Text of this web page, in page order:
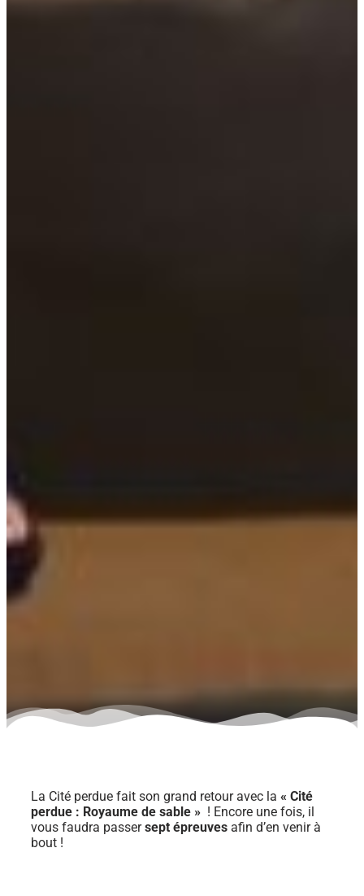
La Cité perdue fait son grand retour avec la « Cité
perdue : Royaume de sable » ! Encore une fois, il
vous faudra passersept épreuves afin d’en venir à
bout !